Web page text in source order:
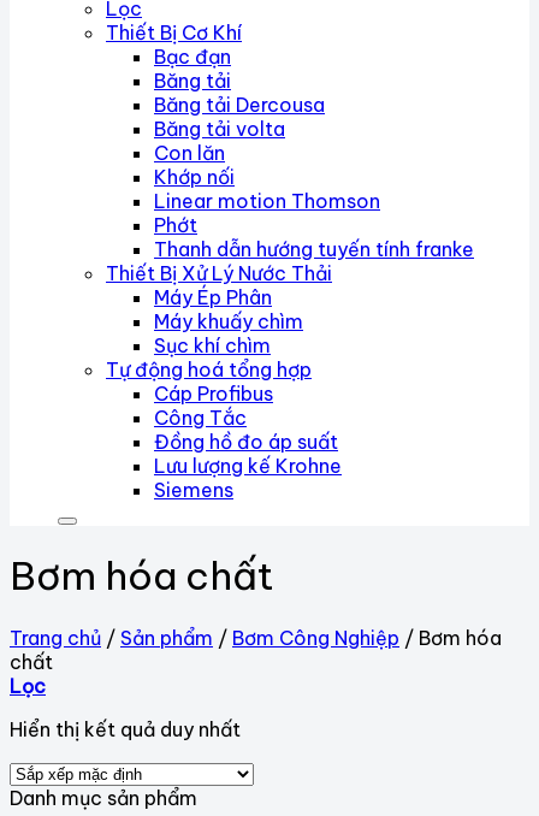
Lọc
Thiết Bị Cơ Khí
Bạc đạn
Băng tải
Băng tải Dercousa
Băng tải volta
Con lăn
Khớp nối
Linear motion Thomson
Phớt
Thanh dẫn hướng tuyến tính franke
Thiết Bị Xử Lý Nước Thải
Máy Ép Phân
Máy khuấy chìm
Sục khí chìm
Tự động hoá tổng hợp
Cáp Profibus
Công Tắc
Đồng hồ đo áp suất
Lưu lượng kế Krohne
Siemens
Bơm hóa chất
Trang chủ / Sản phẩm / Bơm Công Nghiệp / Bơm hóa
chất
Lọc
Hiển thị kết quả duy nhất
Danh mục sản phẩm